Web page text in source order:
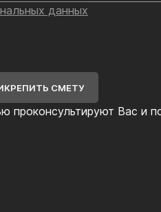
проконсультируют Вас и
данных
СМЕТУ